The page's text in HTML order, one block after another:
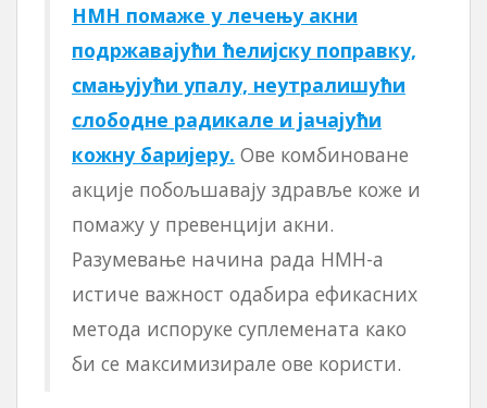
НМН помаже у лечењу акни
подржавајући ћелијску поправку,
смањујући упалу, неутралишући
слободне радикале и јачајући
кожну баријеру. Ове комбиноване
акције побољшавају здравље коже и
помажу у превенцији акни.
Разумевање начина рада НМН-а
истиче важност одабира ефикасних
метода испоруке суплемената како
би се максимизирале ове користи.